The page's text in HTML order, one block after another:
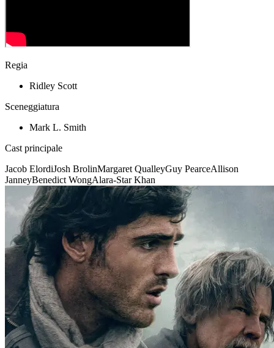
Regia
Ridley Scott
Sceneggiatura
Mark L. Smith
Cast principale
Jacob ElordiJosh BrolinMargaret QualleyGuy PearceAllison
JanneyBenedict WongAlara-Star Khan